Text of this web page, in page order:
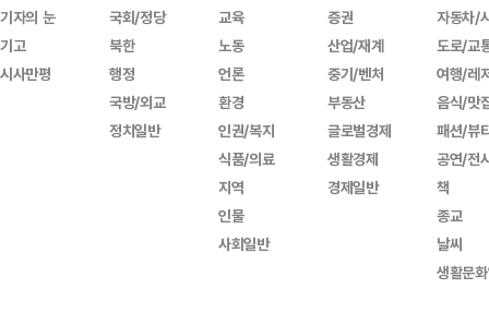
기자의 눈
기고
시사만평
국회/정당
북한
행정
국방/외교
정치일반
교육
노동
언론
환경
인권/복지
식품/의료
지역
인물
사회일반
증권
산업/재계
중기/벤처
부동산
글로벌경제
생활경제
경제일반
자동차/
도로/교
여행/레
음식/맛
패션/뷰
공연/전
책
종교
날씨
생활문